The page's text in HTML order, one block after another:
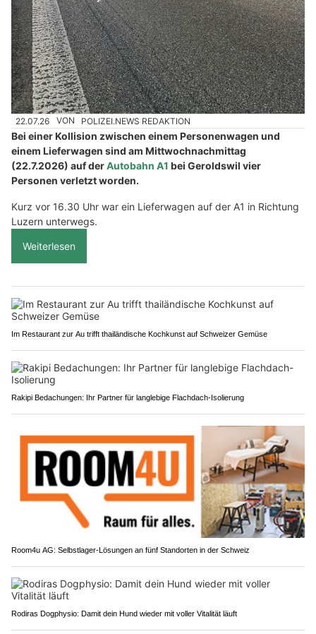
22.07.26 VON POLIZEI.NEWS REDAKTION
Bei einer Kollision zwischen einem Personenwagen und
einem Lieferwagen sind am Mittwochnachmittag
(22.7.2026) auf derAutobahn A1 bei Geroldswil vier
Personen verletzt worden.
Kurz vor 16.30 Uhr war ein Lieferwagen auf der A1 in Richtung
Luzern unterwegs.
Weiterlesen
Im Restaurant zur Au trifft thailändische Kochkunst auf Schweizer Gemüse
Rakipi Bedachungen: Ihr Partner für langlebige Flachdach-Isolierung
Room4u AG: Selbstlager-Lösungen an fünf Standorten in der Schweiz
Rodiras Dogphysio: Damit dein Hund wieder mit voller Vitalität läuft